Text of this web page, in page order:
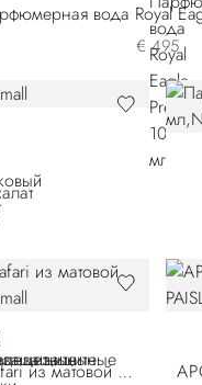
вода Royal
€ 495
B077
Солнцезащитные очки Safari из матовой крокодиловой кожи